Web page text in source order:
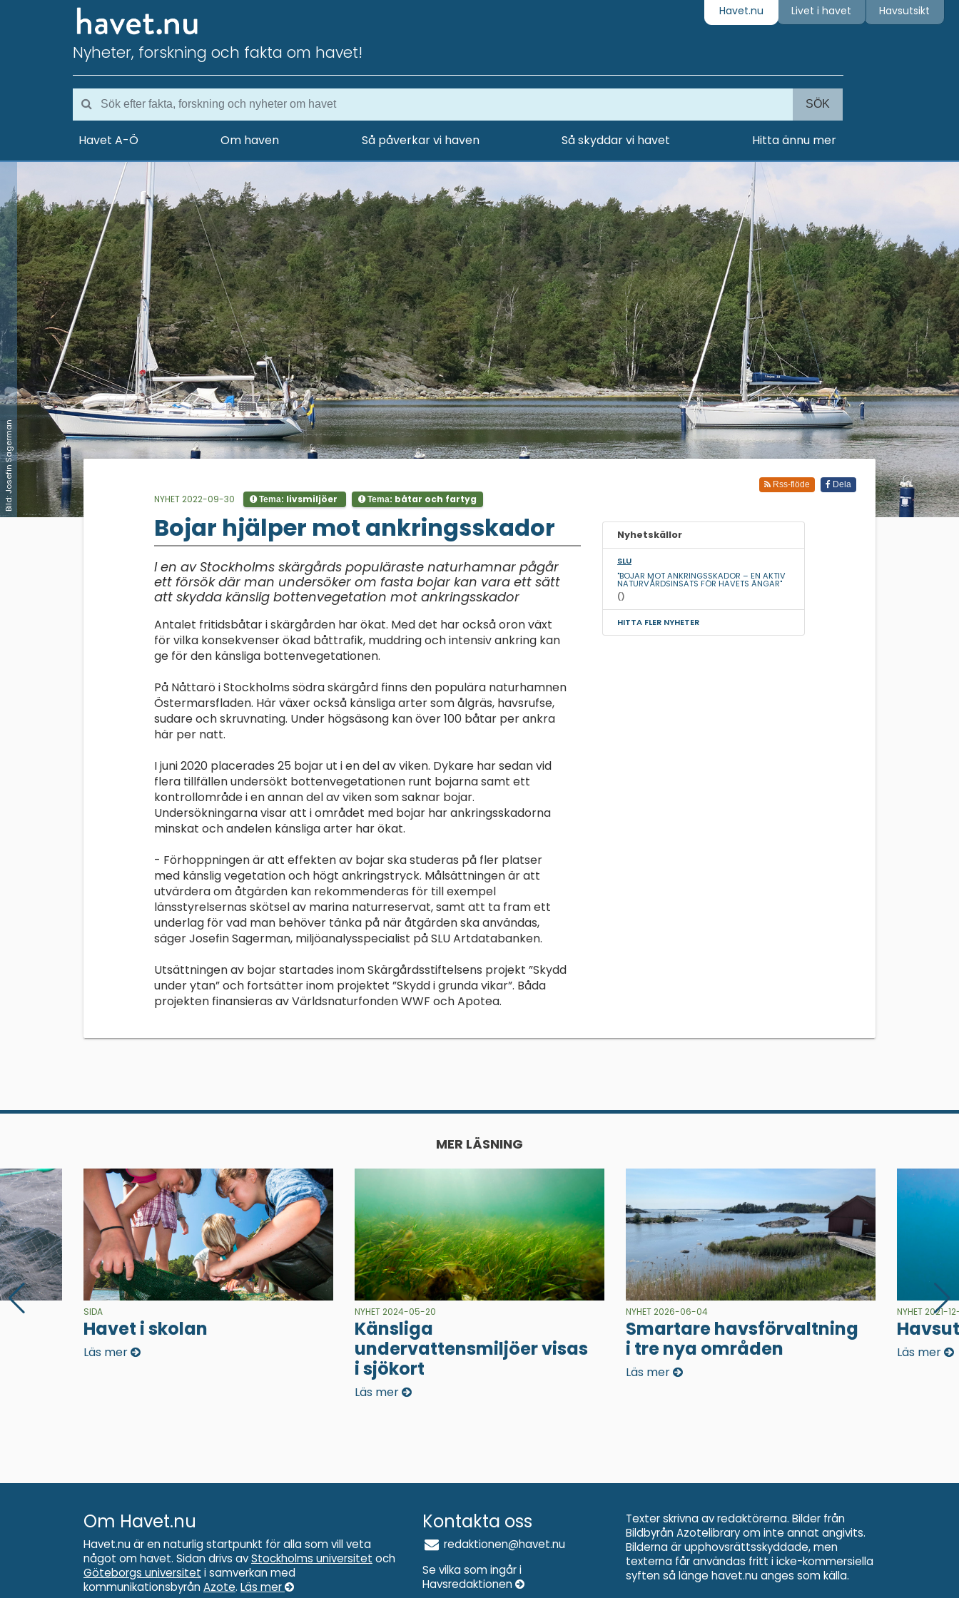
Havet.nu Livet i havet Havsutsikt
Nyheter, forskning och fakta om havet!
SÖK
Havet A-Ö Om haven Så påverkar vi haven Så skyddar vi havet Hitta ännu mer
Bild: Josefin Sagerman Dela
Rss-flöde
NYHET 2022-09-30 Tema: livsmiljöer Tema: båtar och fartyg
Bojar hjälper mot ankringsskador
I en av Stockholms skärgårds populäraste naturhamnar pågår
ett försök där man undersöker om fasta bojar kan vara ett sätt
att skydda känslig bottenvegetation mot ankringsskador
Antalet fritidsbåtar i skärgården har ökat. Med det har också oron växt
för vilka konsekvenser ökad båttrafik, muddring och intensiv ankring kan
ge för den känsliga bottenvegetationen.
På Nåttarö i Stockholms södra skärgård finns den populära naturhamnen
Östermarsfladen. Här växer också känsliga arter som ålgräs, havsrufse,
sudare och skruvnating. Under högsäsong kan över 100 båtar per ankra
här per natt.
I juni 2020 placerades 25 bojar ut i en del av viken. Dykare har sedan vid
flera tillfällen undersökt bottenvegetationen runt bojarna samt ett
kontrollområde i en annan del av viken som saknar bojar.
Undersökningarna visar att i området med bojar har ankringsskadorna
minskat och andelen känsliga arter har ökat.
- Förhoppningen är att effekten av bojar ska studeras på fler platser
med känslig vegetation och högt ankringstryck. Målsättningen är att
utvärdera om åtgärden kan rekommenderas för till exempel
länsstyrelsernas skötsel av marina naturreservat, samt att ta fram ett
underlag för vad man behöver tänka på när åtgärden ska användas,
säger Josefin Sagerman, miljöanalysspecialist på SLU Artdatabanken.
Utsättningen av bojar startades inom Skärgårdsstiftelsens projekt ”Skydd
under ytan” och fortsätter inom projektet ”Skydd i grunda vikar”. Båda
projekten finansieras av Världsnaturfonden WWF och Apotea.
Nyhetskällor
SLU
"BOJAR MOT ANKRINGSSKADOR – EN AKTIV
NATURVÅRDSINSATS FÖR HAVETS ÄNGAR"
()
HITTA FLER NYHETER
MER LÄSNING
SIDA
Havet i skolan
Läs mer
NYHET 2024-05-20
Känsliga
undervattensmiljöer visas
i sjökort
Läs mer
NYHET 2026-06-04
Smartare havsförvaltning
i tre nya områden
Läs mer
NYHET 2021-
Läs mer
Om Havet.nu
Havet.nu är en naturlig startpunkt för alla som vill veta
något om havet. Sidan drivs avStockholms universitet och
Göteborgs universitet i samverkan med
kommunikationsbyrån Azote. Läs mer
Kontakta oss
redaktionen@havet.nu
Se vilka som ingår i
Havsredaktionen
Texter skrivna av redaktörerna. Bilder från
Bildbyrån Azotelibrary om inte annat angivits.
Bilderna är upphovsrättsskyddade, men
texterna får användas fritt i icke-kommersiella
syften så länge havet.nu anges som källa.